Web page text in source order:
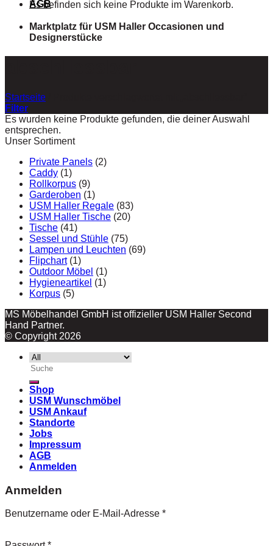
Es befinden sich keine Produkte im Warenkorb.
AGB
Marktplatz für USM Haller Occasionen und
Designerstücke
Startseite
Filter
Es wurden keine Produkte gefunden, die deiner Auswahl
entsprechen.
Unser Sortiment
Private Panels (2)
Caddy (1)
Rollkorpus (9)
Garderoben (1)
USM Haller Regale (83)
USM Haller Tische (20)
Tische (41)
Sessel und Stühle (75)
Lampen und Leuchten (69)
Flipchart (1)
Outdoor Möbel (1)
Hygieneartikel (1)
Korpus (5)
MS Möbelhandel GmbH ist offizieller USM Haller Second
Hand Partner.
© Copyright 2026
Suche
nach:
Shop
USM Wunschmöbel
USM Ankauf
Standorte
Jobs
Impressum
AGB
Anmelden
Anmelden
Benutzername oder E-Mail-Adresse *